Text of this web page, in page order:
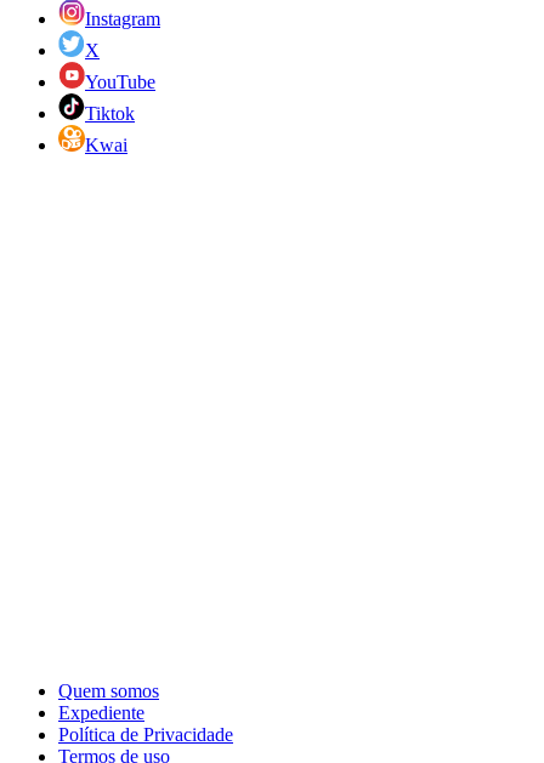
Instagram
X
YouTube
Tiktok
Kwai
Quem somos
Expediente
Política de Privacidade
Termos de uso